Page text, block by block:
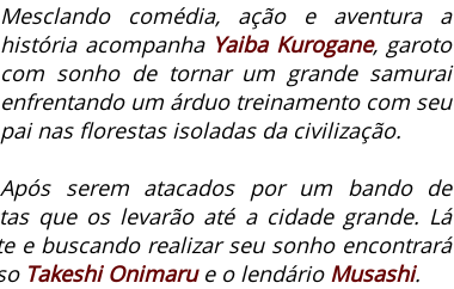
Mesclando comédia, ação e aventura a
história acompanha Yaiba Kurogane, garoto
com sonho de tornar um grande samurai
enfrentando um árduo treinamento com seu
pai nas florestas isoladas da civilização.
Após serem atacados por um bando de
que os levarão até a cidade grande. Lá
e buscando realizar seu sonho encontrará
Takeshi Onimarue o lendário Musashi.